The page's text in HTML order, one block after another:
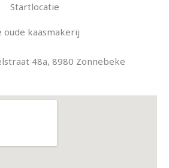
Startlocatie
oude kaasmakerij
48a, 8980 Zonnebeke